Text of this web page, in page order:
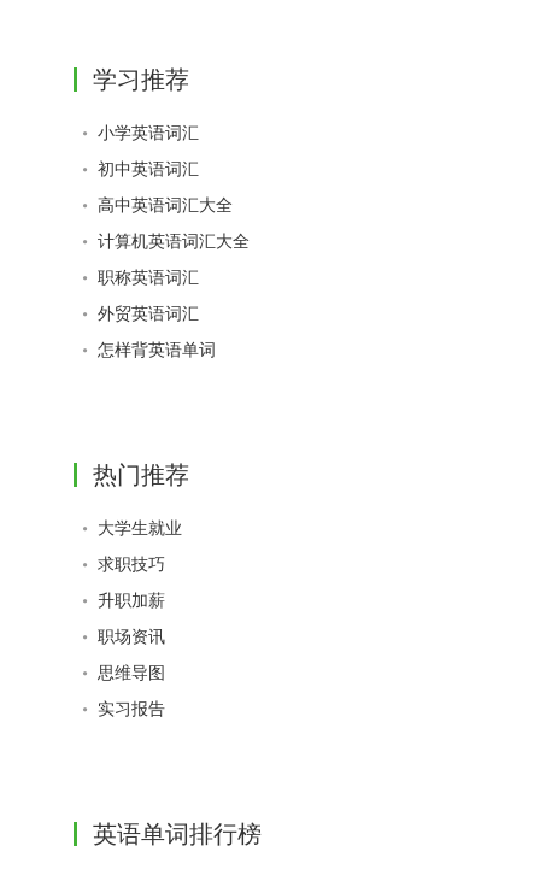
学习推荐
小学英语词汇
初中英语词汇
高中英语词汇大全
计算机英语词汇大全
职称英语词汇
外贸英语词汇
怎样背英语单词
热门推荐
大学生就业
求职技巧
升职加薪
职场资讯
思维导图
实习报告
英语单词排行榜